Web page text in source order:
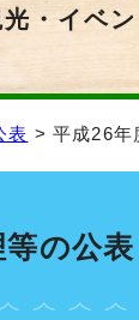
光・イベ
表 > 平成26年
の公表